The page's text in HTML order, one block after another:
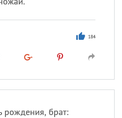
184
рождения, брат: